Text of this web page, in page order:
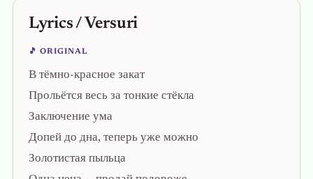
Lyrics / Versuri
🎵 ORIGINAL
В тёмно-красное закат
Прольётся весь за тонкие стёкла
Заключение ума
Допей до дна, теперь уже можно
Золотистая пыльца